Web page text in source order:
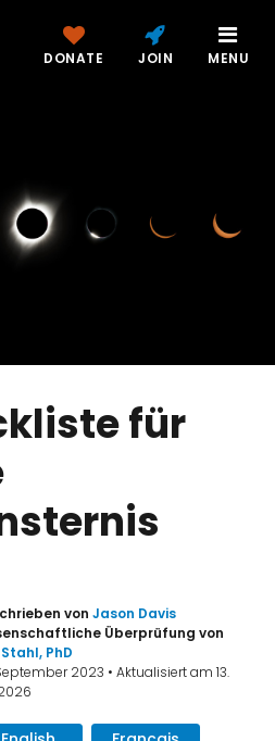
DONATE JOIN MENU
für
von Jason Davis
Überprüfung von
PhD
2023 • Aktualisiert am 13.